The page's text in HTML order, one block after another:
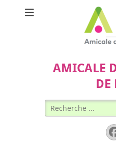
AMICALE
DE
Rechercher :